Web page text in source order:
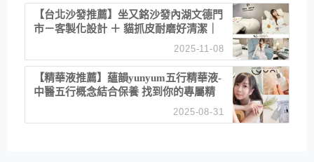
【台北沙發推薦】坐又銘沙發內湖文德門
市－客製化設計 ＋ 貓抓皮耐磨好清潔｜
直營直銷、價格透明 高CP值打造夢想
2025-11-08
【精華液推薦】蘊韻yunyum五行精華液-
中醫五行概念結合保養 找到你的專屬精
華！ 水㊀土㊀就選「潤・賦精華」維持
2025-08-31